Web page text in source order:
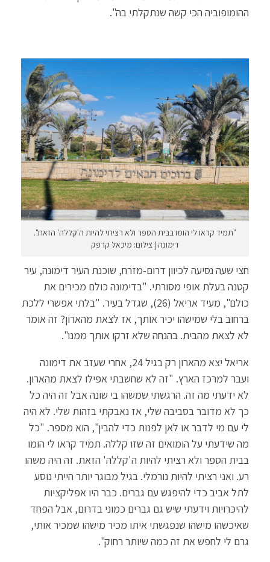
ההומופוביה הכי קשה שנתקלתי בה".
"תמיד קראו לי הומו בבית הספר ולא רציתי להיות ה'קללה' הזאת".
דימונה | צילום: מיכאל קרפק
חצי שעה נסיעה לכיוון דרום-מזרח, שוכנת העיר דימונה, עיר
קטנה בעלת אופי מסורתי. "בדימונה כולם מכירים את
כולם", מעיד אריאל (26), שגדל בעיר. "בלתי אפשרי ללכת
ברחוב בלי שמישהו יכיר אותך, אז לצאת מהארון? זה אומר
לא לצאת מהבית. בהנחה שלא זרקו אותך ממנו".
אריאל יצא מהארון רק בגיל 24, אחרי שעזב את דימונה
ועבר למרכז הארץ. "זה לא שחשבתי אפילו לצאת מהארון.
לא ידעתי מה זה. הרגשתי שמשהו בי שונה אבל זה היה כל
כך לא מדובר בסביבה שלי, אז נאבקתי בזהות שלי. לא היה
לי עם מי לדבר או לאן לפנות כדי להבין", הוא מספר. "כל
מה שידעתי על הומואים זה שזו קללה. תמיד קראו לי הומו
בבית הספר ולא רציתי להיות ה'קללה' הזאת. זה היה משהו
רע. ואני רציתי להיות נורמלי. בגיל מבוגר יותר הייתי נוסע
לתל אביב כדי להיפגש עם גברים. כבר היו אפליקציות
להיכרויות וידעתי שיש גם גברים כמוני בדרום, אבל הפחד
שאיכשהו מישהו שנפגשתי איתו מכיר מישהו שמכיר אותי,
גרם לי לחפש את זה כמה שיותר רחוק".